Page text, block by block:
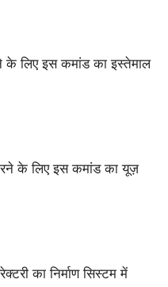
के लिए इस कमांड का इस्तेमाल
के लिए इस कमांड का यूज़
का निर्माण सिस्टम में